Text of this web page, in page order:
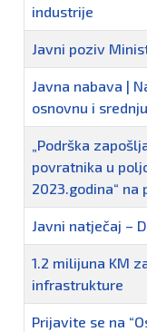
industrije
Javni poziv
Javna nabava |
osnovnu i
„Podrška
povratnika u
2023.godina“ na
Javni natječaj –
1.2 milijuna KM
infrastrukture
Prijavite se na